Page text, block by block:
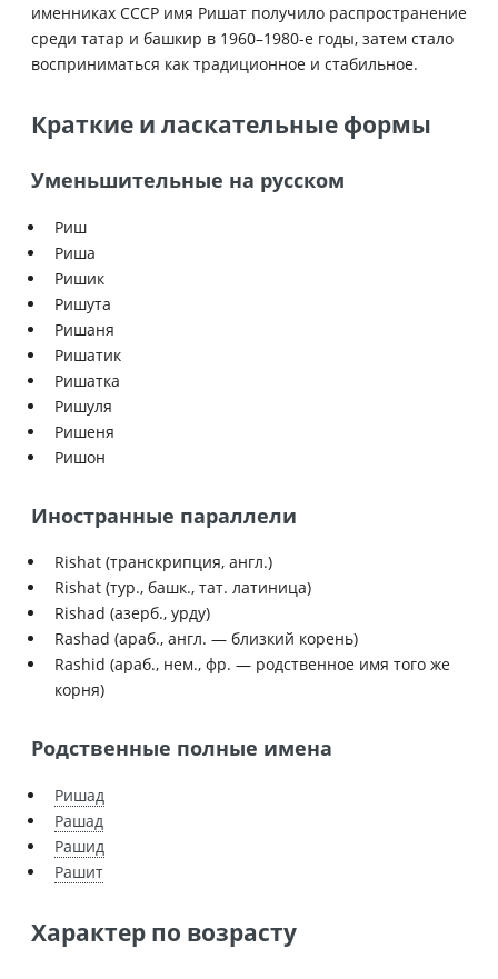
именниках СССР имя Ришат получило распространение
среди татар и башкир в 1960–1980-е годы, затем стало
восприниматься как традиционное и стабильное.
Краткие и ласкательные формы
Уменьшительные на русском
Риш
Риша
Ришик
Ришута
Ришаня
Ришатик
Ришатка
Ришуля
Ришеня
Ришон
Иностранные параллели
Rishat (транскрипция, англ.)
Rishat (тур., башк., тат. латиница)
Rishad (азерб., урду)
Rashad (араб., англ. — близкий корень)
Rashid (араб., нем., фр. — родственное имя того же
корня)
Родственные полные имена
Ришад
Рашад
Рашид
Рашит
Характер по возрасту